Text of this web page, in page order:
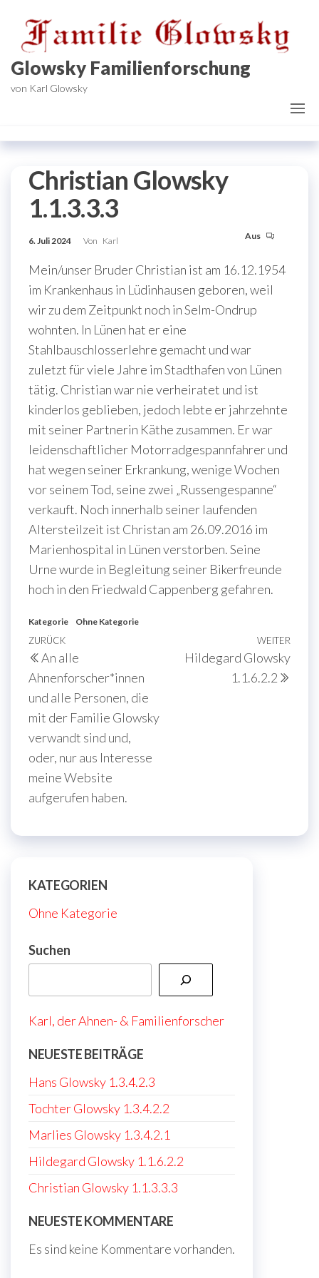
Inhalt
springen
Glowsky Familienforschung
von Karl Glowsky
Christian Glowsky
1.1.3.3.3
6. Juli 2024 Von Karl Aus
Mein/unser Bruder Christian ist am 16.12.1954
im Krankenhaus in Lüdinhausen geboren, weil
wir zu dem Zeitpunkt noch in Selm-Ondrup
wohnten. In Lünen hat er eine
Stahlbauschlosserlehre gemacht und war
zuletzt für viele Jahre im Stadthafen von Lünen
tätig. Christian war nie verheiratet und ist
kinderlos geblieben, jedoch lebte er jahrzehnte
mit seiner Partnerin Käthe zusammen. Er war
leidenschaftlicher Motorradgespannfahrer und
hat wegen seiner Erkrankung, wenige Wochen
vor seinem Tod, seine zwei „Russengespanne“
verkauft. Noch innerhalb seiner laufenden
Altersteilzeit ist Christan am 26.09.2016 im
Marienhospital in Lünen verstorben. Seine
Urne wurde in Begleitung seiner Bikerfreunde
hoch in den Friedwald Cappenberg gefahren.
Kategorie Ohne Kategorie
Beitragsnavigation
Vorheriger
Beitrag
ZURÜCK
An alle
Ahnenforscher*innen
und alle Personen, die
mit der Familie Glowsky
verwandt sind und,
oder, nur aus Interesse
meine Website
aufgerufen haben.
WEITER
Hildegard Glowsky
1.1.6.2.2
KATEGORIEN
Ohne Kategorie
Suchen
Karl, der Ahnen- & Familienforscher
NEUESTE BEITRÄGE
Hans Glowsky 1.3.4.2.3
Tochter Glowsky 1.3.4.2.2
Marlies Glowsky 1.3.4.2.1
Hildegard Glowsky 1.1.6.2.2
Christian Glowsky 1.1.3.3.3
NEUESTE KOMMENTARE
Es sind keine Kommentare vorhanden.